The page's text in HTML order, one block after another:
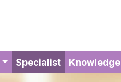
Specialist(current)
Knowledge